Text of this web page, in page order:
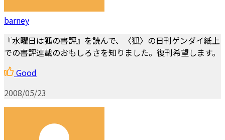
barney
『水曜日は狐の書評』を読んで、〈狐〉の日刊ゲンダイ紙上
での書評連載のおもしろさを知りました。復刊希望します。
Good
2008/05/23